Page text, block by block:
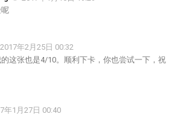
2017年2月25日 00:32
这张也是4/10。顺利下卡，你也尝试一下，祝
年1月27日 00:40